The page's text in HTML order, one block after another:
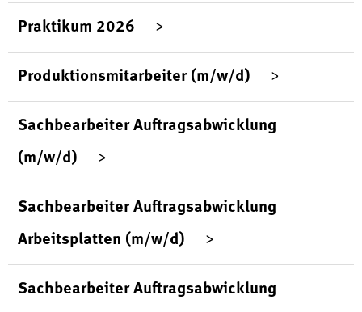
Praktikum 2026
Produktionsmitarbeiter (m/w/d)
Sachbearbeiter Auftragsabwicklung
(m/w/d)
Sachbearbeiter Auftragsabwicklung
Arbeitsplatten (m/w/d)
Sachbearbeiter Auftragsabwicklung